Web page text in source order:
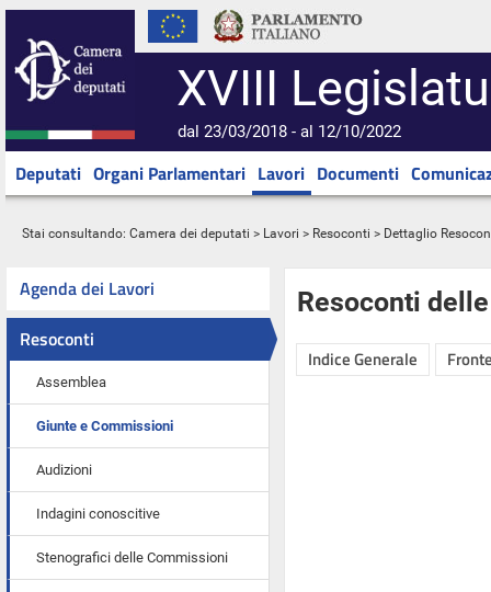
XVIII
dal 23/03/2018 - al 12/10/2022
Deputati Organi Parlamentari Lavori Documenti
Stai consultando: Camera dei deputati > Lavori > Resoconti > Dettaglio
Agenda dei Lavori
Resoconti
Assemblea
Giunte e Commissioni
Audizioni
Indagini conoscitive
Stenografici delle Commissioni
Resoconti
Indice Generale